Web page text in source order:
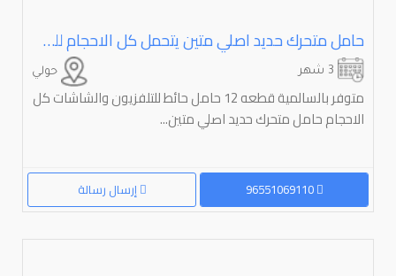
حامل متحرك حديد اصلي متين يتحمل كل الاحجام للشاشات
حولي
متوفر بالسالمية قطعه 12 حامل حائط للتلفزيون والشاشات كل
الاحجام حامل متحرك حديد اصلي متين...
إرسال رسالة 96551069110